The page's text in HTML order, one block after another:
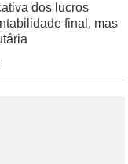
dos lucros
final, mas